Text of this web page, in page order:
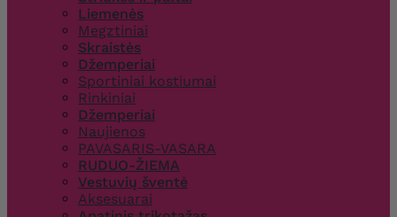
Liemenės
Megztiniai
Skraistės
Džemperiai
Sportiniai kostiumai
Rinkiniai
Džemperiai
Naujienos
PAVASARIS-VASARA
RUDUO-ŽIEMA
Vestuvių šventė
Aksesuarai